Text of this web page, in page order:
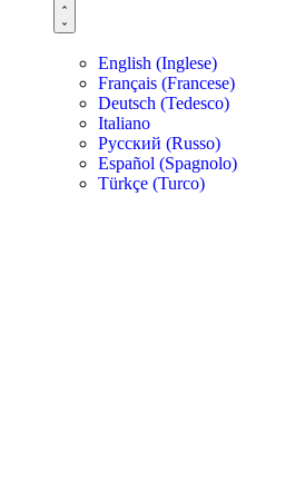
English (Inglese)
Français (Francese)
Deutsch (Tedesco)
Italiano
Русский (Russo)
Español (Spagnolo)
Türkçe (Turco)